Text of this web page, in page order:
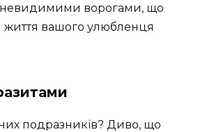
невидимими ворогами, що
життя вашого улюбленця
подразників? Диво, що